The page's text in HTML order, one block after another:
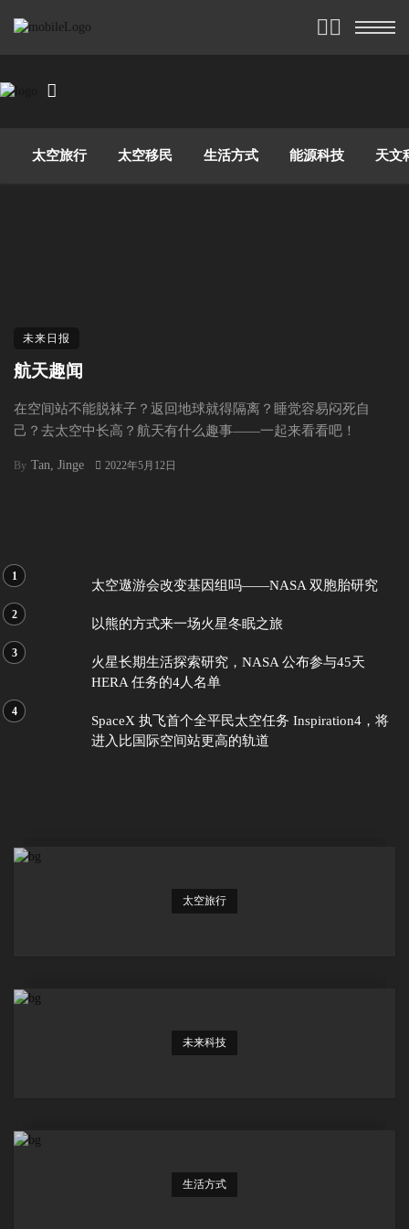
太空旅行 太空移民 生活方式 能源科技 天文
未来日报
航天趣闻
在空间站不能脱袜子？返回地球就得隔离？睡觉容易闷死自
己？去太空中长高？航天有什么趣事——一起来看看吧！
By Tan, Jinge 2022年5月12日
太空遨游会改变基因组吗——NASA 双胞胎研究
以熊的方式来一场火星冬眠之旅
火星长期生活探索研究，NASA 公布参与45天
HERA 任务的4人名单
SpaceX 执飞首个全平民太空任务 Inspiration4，将
进入比国际空间站更高的轨道
太空旅行
未来科技
生活方式